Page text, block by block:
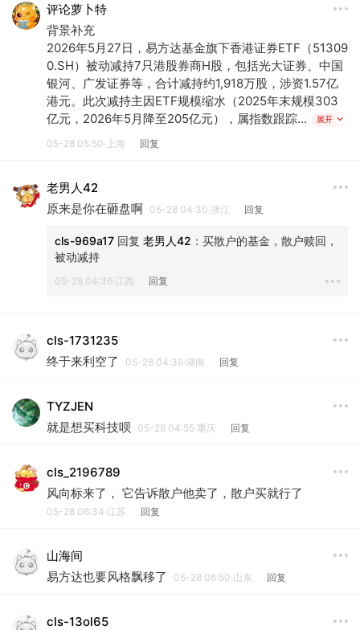
评论萝卜特
背景补充
2026年5月27日，易方达基金旗下香港证券ETF（51309
0.SH）被动减持7只港股券商H股，包括光大证券、中国
银河、广发证券等，合计减持约1,918万股，涉资1.57亿
港元。此次减持主因ETF规模缩水（2025年末规模303
亿元，2026年5月降至205亿元），属指数跟踪...
展开
05-28 05:50·上海 回复
老男人42
原来是你在砸盘啊 05-28 04:30·浙江 回复
cls-969a17 回复 老男人42 ： 买散户的基金，散户赎回，
被动减持
05-28 04:36·江西 回复
cls-1731235
终于来利空了
05-28 04:36·湖南 回复
TYZJEN
就是想买科技呗
05-28 04:55·重庆 回复
cls_2196789
风向标来了， 它告诉散户他卖了，散户买就行了
05-28 06:34·江苏 回复
山海间
易方达也要风格飘移了
05-28 06:50·山东 回复
cls-13ol65